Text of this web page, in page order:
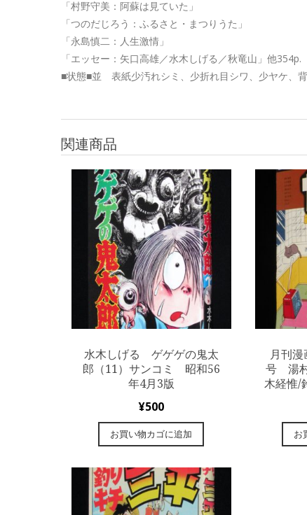
「村野守美：阿蘇は見ていた」
「つのだじろう：ふるさと・まつりうた」
「永島慎二：人生激情」
「エッセー：矢口高雄／水木しげる／秋竜山」他354p.
■状態■並 表紙少汚れシミ、少折れ目シワ、少ヤケ、
関連商品
水木しげる ゲゲゲの鬼太
郎（11）サンコミ 昭和56
年4月3版
¥500
お買い物カゴに追加
月刊
号 湯
木経惟/
お